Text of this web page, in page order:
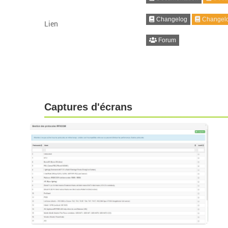
Lien Changelog
Forum
Captures d'écrans